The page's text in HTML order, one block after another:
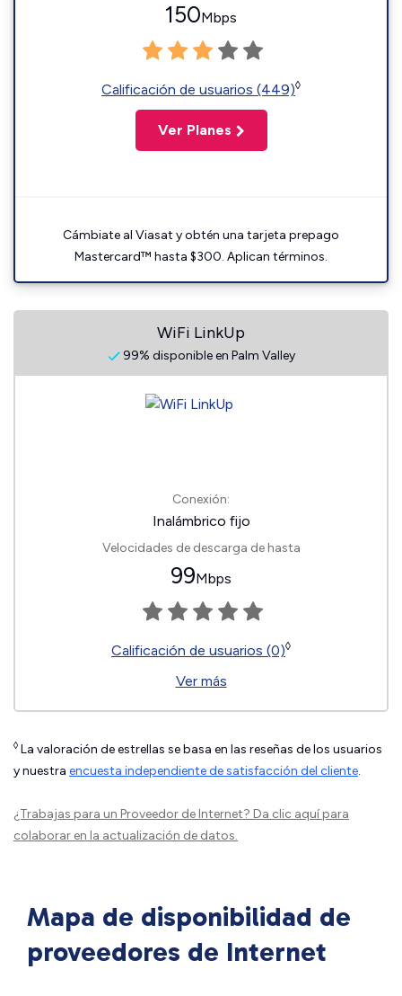
150Mbps
Calificación de usuarios (449)◊
Ver Planes
Cámbiate al Viasat y obtén una tarjeta prepago
Mastercard™ hasta $300. Aplican términos.
WiFi LinkUp
99% disponible en Palm Valley
Conexión:
Inalámbrico fijo
Velocidades de descarga de hasta
99Mbps
Calificación de usuarios (0)◊
Ver más
◊ La valoración de estrellas se basa en las reseñas de los usuarios
y nuestra encuesta independiente de satisfacción del cliente.
¿Trabajas para un Proveedor de Internet? Da clic aquípara
colaborar en la actualización de datos.
Mapa de disponibilidad de
proveedores de Internet